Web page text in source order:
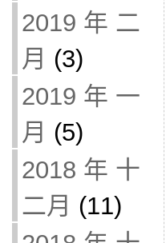
2019 年 二
月 (3)
2019 年 一
月 (5)
2018 年 十
二月 (11)